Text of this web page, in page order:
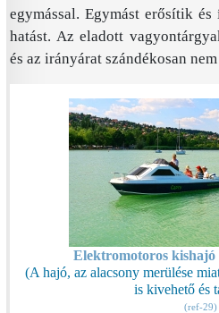
egymással. Egymást erősítik
hatást. Az eladott
és az irányárat szándékosan
Elektromotoros kishajó
(A hajó, az alacsony merülése
is kivehető és
(ref-29)